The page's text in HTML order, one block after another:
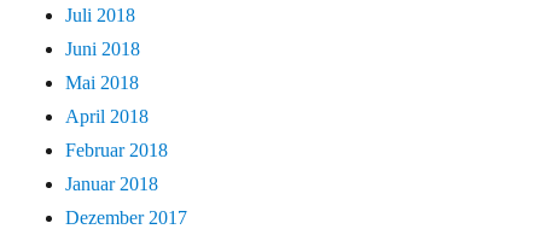
Juli 2018
Juni 2018
Mai 2018
April 2018
Februar 2018
Januar 2018
Dezember 2017